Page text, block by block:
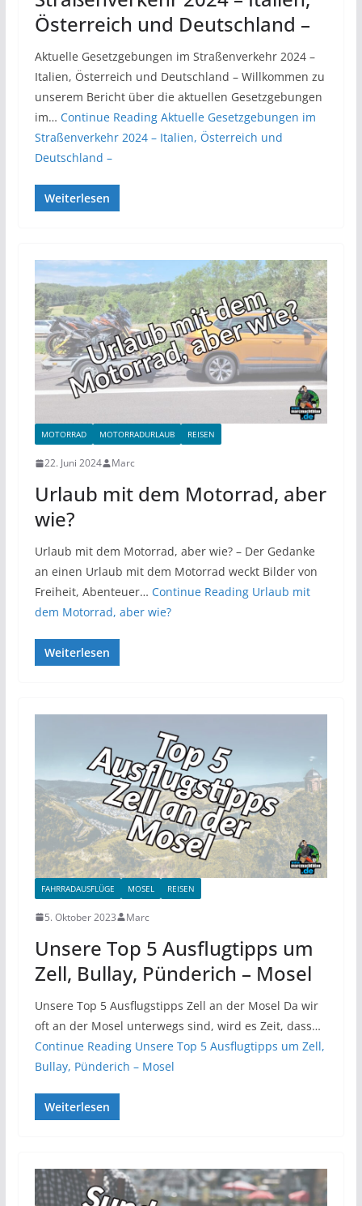
Österreich und Deutschland –
Aktuelle Gesetzgebungen im Straßenverkehr 2024 –
Italien, Österreich und Deutschland – Willkommen zu
unserem Bericht über die aktuellen Gesetzgebungen
im… Continue ReadingAktuelle Gesetzgebungen im
Straßenverkehr 2024 – Italien, Österreich und
Deutschland –
Weiterlesen
MOTORRAD MOTORRADURLAUB REISEN
22. Juni 2024 Marc
Urlaub mit dem Motorrad, aber
wie?
Urlaub mit dem Motorrad, aber wie? – Der Gedanke
an einen Urlaub mit dem Motorrad weckt Bilder von
Freiheit, Abenteuer… Continue ReadingUrlaub mit
dem Motorrad, aber wie?
Weiterlesen
FAHRRADAUSFLÜGE MOSEL REISEN
5. Oktober 2023 Marc
Unsere Top 5 Ausflugtipps um
Zell, Bullay, Pünderich – Mosel
Unsere Top 5 Ausflugstipps Zell an der Mosel Da wir
oft an der Mosel unterwegs sind, wird es Zeit, dass…
Continue ReadingUnsere Top 5 Ausflugtipps um Zell,
Bullay, Pünderich – Mosel
Weiterlesen